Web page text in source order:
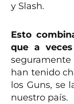
y Slash.
Esto
que a
han tenido
los Guns, se
nuestro país.